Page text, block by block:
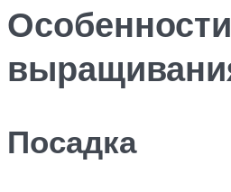
Особенности
Посадка